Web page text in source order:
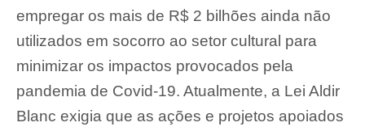
empregar os mais de R$ 2 bilhões ainda não
utilizados em socorro ao setor cultural para
minimizar os impactos provocados pela
pandemia de Covid-19. Atualmente, a Lei Aldir
Blanc exigia que as ações e projetos apoiados